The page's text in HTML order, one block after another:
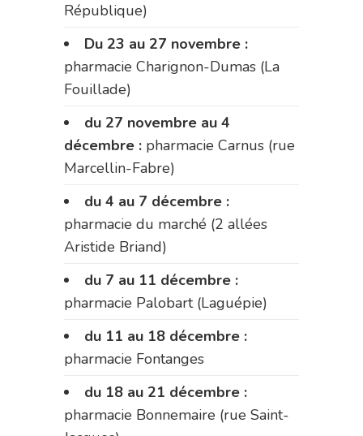
République)
Du 23 au 27 novembre :
pharmacie Charignon-Dumas (La
Fouillade)
du 27 novembre au 4
décembre : pharmacie Carnus (rue
Marcellin-Fabre)
du 4 au 7 décembre :
pharmacie du marché (2 allées
Aristide Briand)
du 7 au 11 décembre :
pharmacie Palobart (Laguépie)
du 11 au 18 décembre :
pharmacie Fontanges
du 18 au 21 décembre :
pharmacie Bonnemaire (rue Saint-